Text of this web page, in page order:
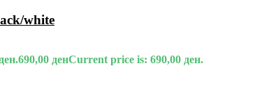
white
690,00 денCurrent price is: 690,00 ден.